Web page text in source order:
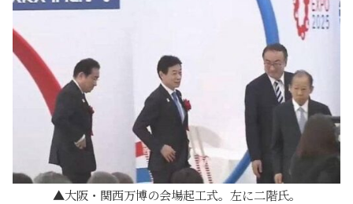
大阪・関西万博の会場起工式。左に二階氏。